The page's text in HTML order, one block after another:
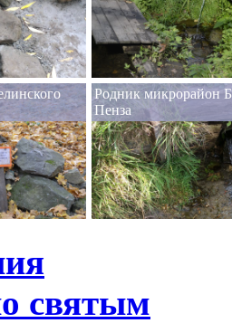
Родник микрорайон
Пенза
святым